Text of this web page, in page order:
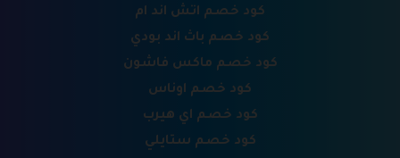
كود خصم اتش اند ام
كود خصم باث اند بودي
كود خصم ماكس فاشون
كود خصم اوناس
كود خصم اي هيرب
كود خصم ستايلي